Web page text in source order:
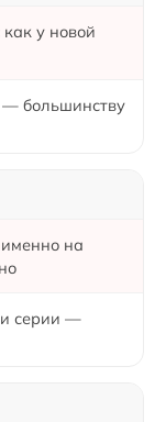
у новой
— большинству
на
серии —